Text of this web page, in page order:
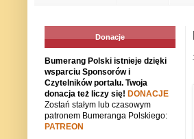
Donacje
Bumerang Polski istnieje dzięki
wsparciu Sponsorów i
Czytelników portalu. Twoja
donacja też liczy się! DONACJE
Zostań stałym lub czasowym
patronem Bumeranga Polskiego:
PATREON